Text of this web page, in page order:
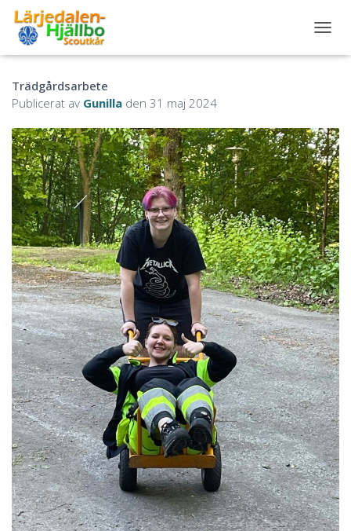
L
A
V
N
A
V
I
G
E
R
I
N
G
Trädgårdsarbete
Publicerat av Gunilla den 31 maj 2024